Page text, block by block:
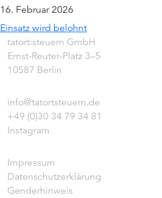
16. Februar 2026
Einsatz wird belohnt
tatort:steuern GmbH
Ernst-Reuter-Platz 3–5
10587 Berlin
info@tatortsteuern.de
+49 (0)30 34 79 34 81
Instagram
Impressum
Datenschutzerklärung
Genderhinweis